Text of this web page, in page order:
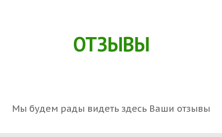
ОТЗЫВЫ
Мы будем рады видеть здесь Ваши отзывы